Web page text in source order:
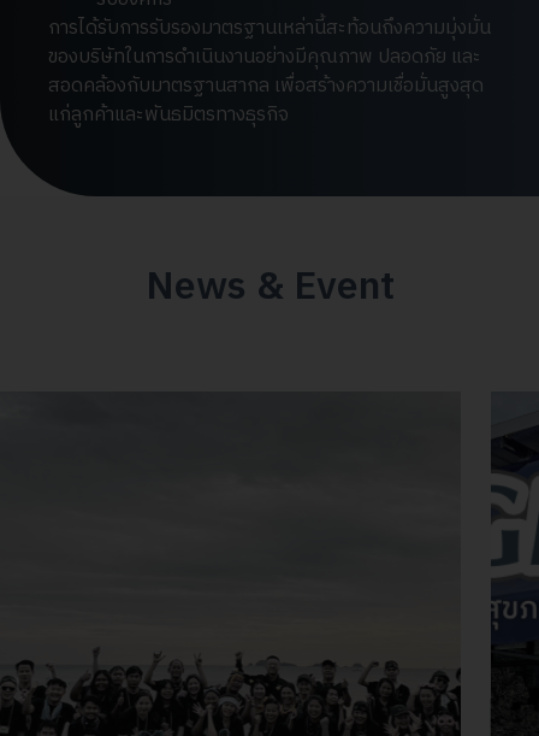
การได้รับการรับรองมาตรฐานเหล่านี้สะท้อนถึงความมุ่งมั่น
ของบริษัทในการดำเนินงานอย่างมีคุณภาพ ปลอดภัย และ
สอดคล้องกับมาตรฐานสากล เพื่อสร้างความเชื่อมั่นสูงสุด
แก่ลูกค้าและพันธมิตรทางธุรกิจ
News & Event